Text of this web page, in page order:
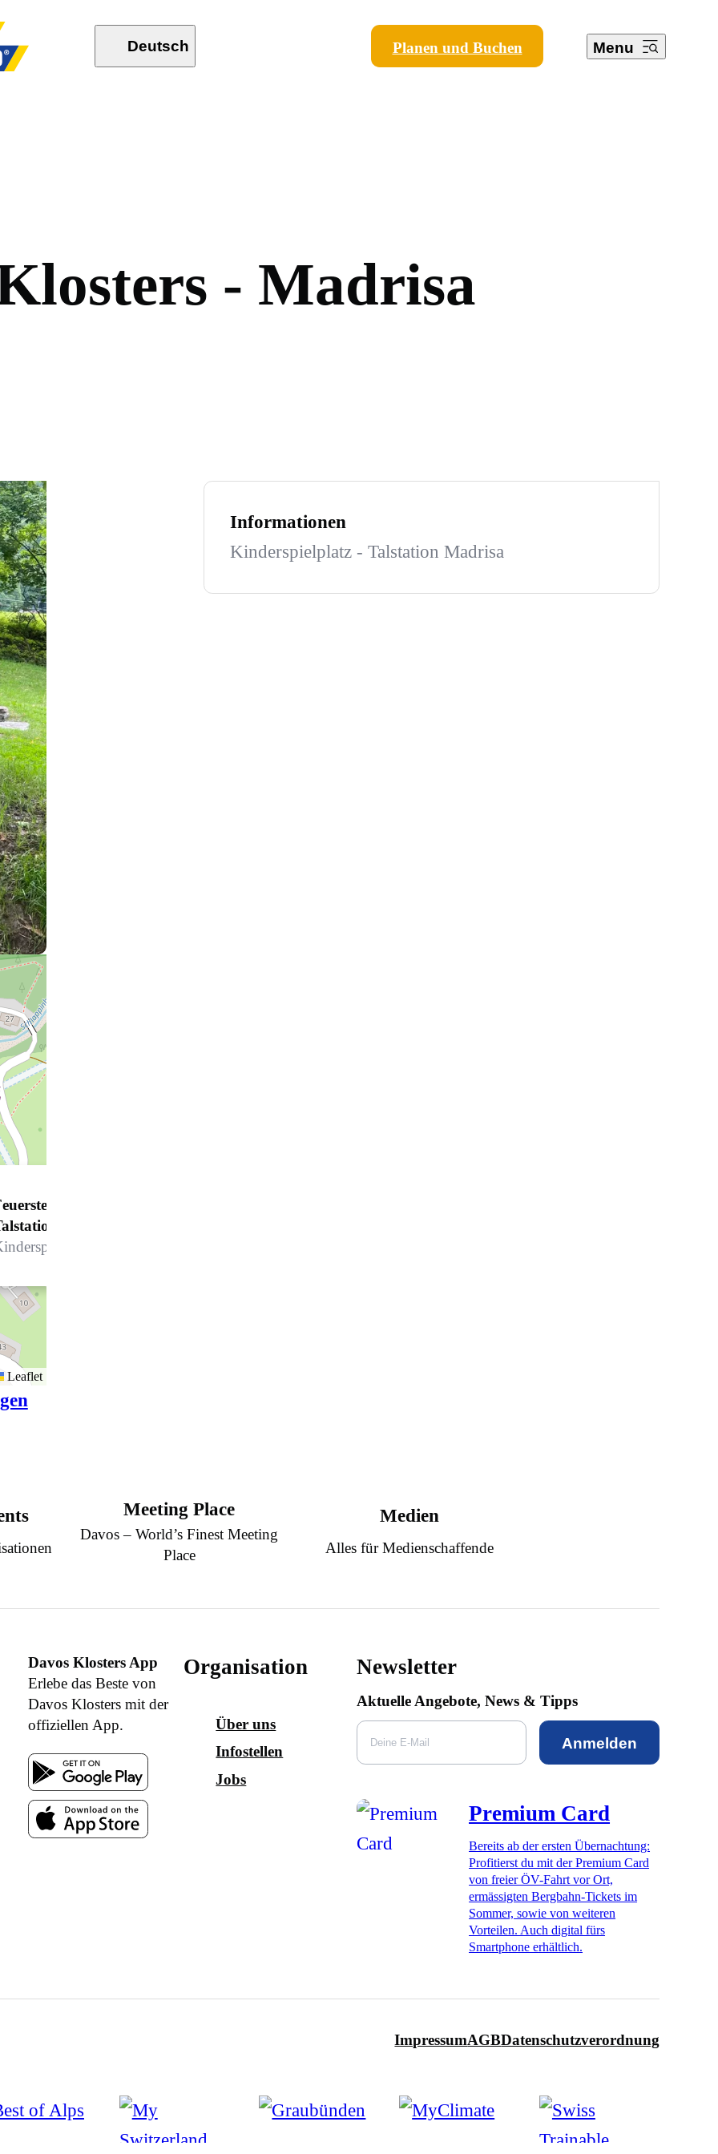
Deutsch Planen und Buchen Menu
losters - Madrisa
Klosters - Madrisa
- Talstation Madrisa
Leaflet
Informationen
Kinderspielplatz - Talstation Madrisa
Meeting Place
Davos – World’s Finest Meeting
Place
Medien
Alles für Medienschaffende
Davos Klosters App
Erlebe das Beste von
Davos Klosters mit der
offiziellen App.
Organisation
Über uns
Infostellen
Jobs
Newsletter
Aktuelle Angebote, News & Tipps
Anmelden
Premium Card
Bereits ab der ersten Übernachtung:
Profitierst du mit der Premium Card
von freier ÖV-Fahrt vor Ort,
ermässigten Bergbahn-Tickets im
Sommer, sowie von weiteren
Vorteilen. Auch digital fürs
Smartphone erhältlich.
ImpressumAGBDatenschutzverordnung